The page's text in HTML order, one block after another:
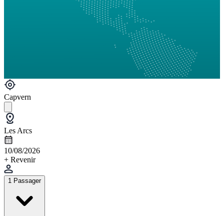
Capvern
Les Arcs
10/08/2026
+ Revenir
1 Passager